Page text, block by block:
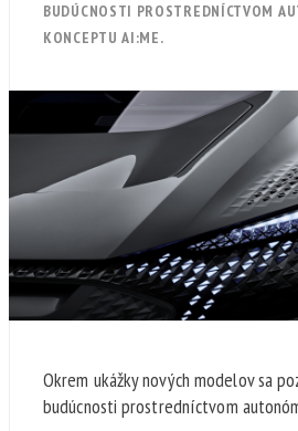
BUDÚCNOSTI PROSTREDNÍCTVOM
KONCEPTU AI:ME.
Okrem ukážky nových modelov sa
budúcnosti prostredníctvom